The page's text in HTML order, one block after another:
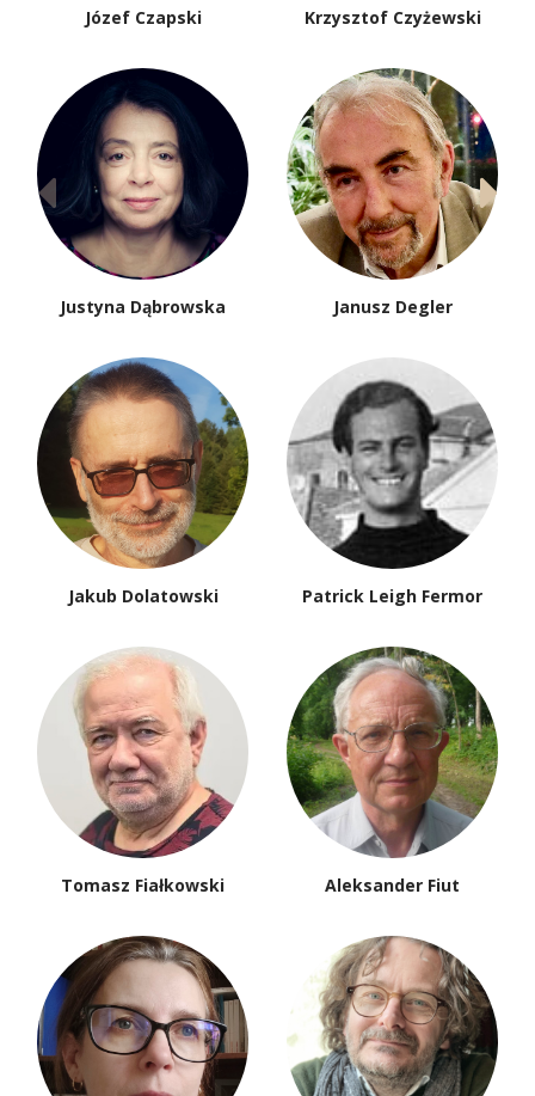
Józef Czapski Krzysztof Czyżewski
Justyna Dąbrowska Janusz Degler
Jakub Dolatowski Patrick Leigh Fermor
Tomasz Fiałkowski Aleksander Fiut